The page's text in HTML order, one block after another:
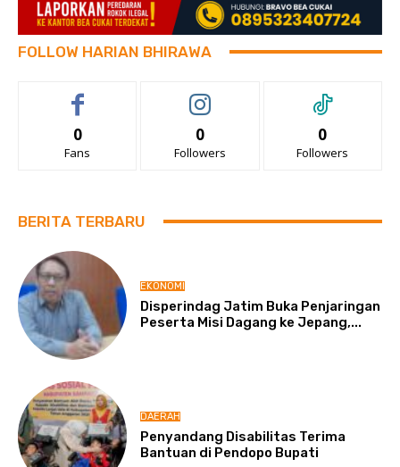
FOLLOW HARIAN BHIRAWA
0
Fans
0
Followers
0
Followers
BERITA TERBARU
EKONOMI
Disperindag Jatim Buka Penjaringan
Peserta Misi Dagang ke Jepang,...
DAERAH
Penyandang Disabilitas Terima
Bantuan di Pendopo Bupati